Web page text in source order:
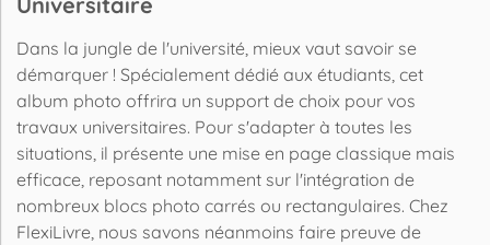
Dans la jungle de l'université, mieux vaut savoir se
démarquer ! Spécialement dédié aux étudiants, cet
album photo offrira un support de choix pour vos
travaux universitaires. Pour s'adapter à toutes les
situations, il présente une mise en page classique mais
efficace, reposant notamment sur l'intégration de
nombreux blocs photo carrés ou rectangulaires. Chez
FlexiLivre, nous savons néanmoins faire preuve de